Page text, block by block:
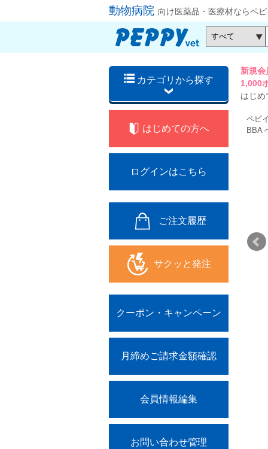
動物病院 向け医薬品・医療材ならペ
カテゴリから探す
新規
1,000
はじめ
はじめての方へ
ログインはこちら
ご注文履歴
サクッと発注
クーポン・キャンペーン
月締めご請求金額確認
会員情報編集
お問い合わせ管理
ペピ
BBA